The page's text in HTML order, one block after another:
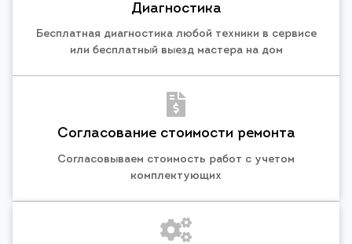
Диагностика
Бесплатная диагностика любой техники в сервисе
или бесплатный выезд мастера на дом
Согласование стоимости ремонта
Согласовываем стоимость работ с учетом
комплектующих